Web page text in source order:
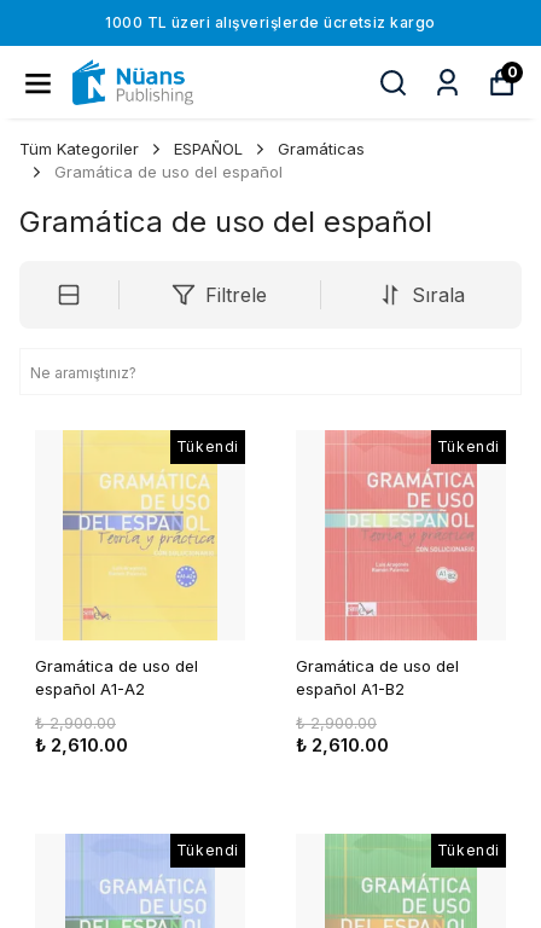
1000 TL üzeri alışverişlerde ücretsiz kargo
0
Tüm Kategoriler ESPAÑOL
Gramáticas
Gramática de uso del español
Gramática de uso del español
Filtrele Sırala
Tükendi
Gramática de uso del
español A1-A2
₺ 2,900.00
₺ 2,610.00
Tükendi
Gramática de uso del
español A1-B2
₺ 2,900.00
₺ 2,610.00
Tükendi Tükendi